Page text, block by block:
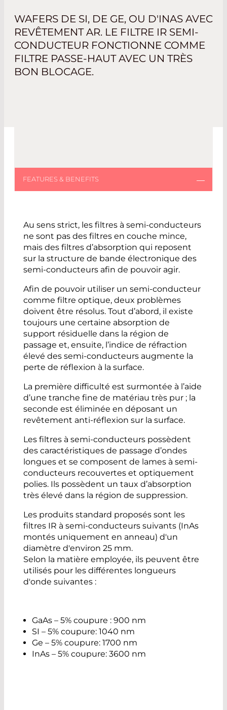
WAFERS DE SI, DE GE, OU D'INAS AVEC
REVÊTEMENT AR. LE FILTRE IR SEMI-
CONDUCTEUR FONCTIONNE COMME
FILTRE PASSE-HAUT AVEC UN TRÈS
BON BLOCAGE.
Au sens strict, les filtres à semi-conducteurs
ne sont pas des filtres en couche mince,
mais des filtres d’absorption qui reposent
sur la structure de bande électronique des
semi-conducteurs afin de pouvoir agir.
Afin de pouvoir utiliser un semi-conducteur
comme filtre optique, deux problèmes
doivent être résolus. Tout d’abord, il existe
toujours une certaine absorption de
support résiduelle dans la région de
passage et, ensuite, l’indice de réfraction
élevé des semi-conducteurs augmente la
perte de réflexion à la surface.
La première difficulté est surmontée à l’aide
d’une tranche fine de matériau très pur ; la
seconde est éliminée en déposant un
revêtement anti-réflexion sur la surface.
Les filtres à semi-conducteurs possèdent
des caractéristiques de passage d’ondes
longues et se composent de lames à semi-
conducteurs recouvertes et optiquement
polies. Ils possèdent un taux d’absorption
très élevé dans la région de suppression.
Les produits standard proposés sont les
filtres IR à semi-conducteurs suivants (InAs
montés uniquement en anneau) d'un
diamètre d'environ 25 mm.
Selon la matière employée, ils peuvent être
utilisés pour les différentes longueurs
d'onde suivantes :
GaAs – 5% coupure : 900 nm
SI – 5% coupure: 1040 nm
Ge – 5% coupure: 1700 nm
InAs – 5% coupure: 3600 nm